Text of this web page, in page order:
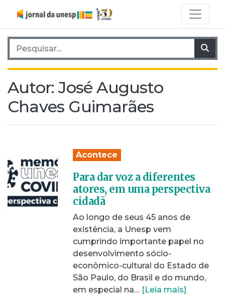
Pesquisar por:
Autor:José Augusto
Chaves Guimarães
Acontece
Para dar voz a diferentes
atores, em uma perspectiva
cidadã
Ao longo de seus 45 anos de
existência, a Unesp vem
cumprindo importante papel no
desenvolvimento sócio-
econômico-cultural do Estado de
São Paulo, do Brasil e do mundo,
em especial na… [Leia mais]